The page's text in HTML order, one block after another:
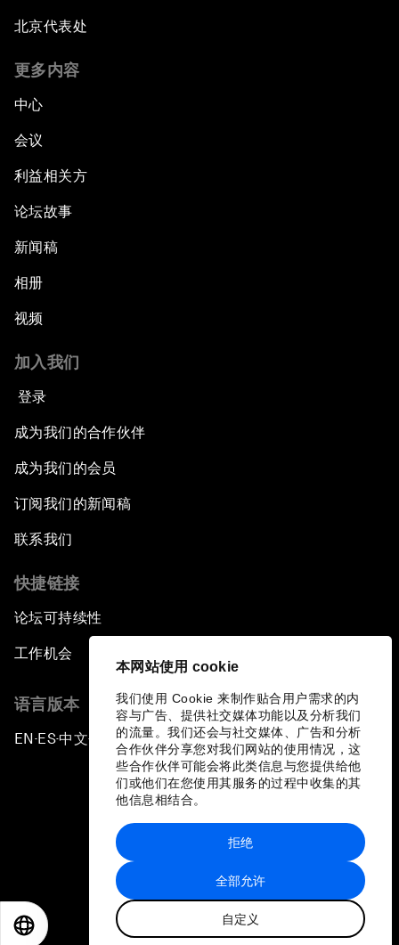
本网站使用 cookie
我们使用 Cookie 来制作贴合用户需求的内
容与广告、提供社交媒体功能以及分析我们
的流量。我们还会与社交媒体、广告和分析
合作伙伴分享您对我们网站的使用情况，这
些合作伙伴可能会将此类信息与您提供给他
们或他们在您使用其服务的过程中收集的其
他信息相结合。
全部允许
自定义
拒绝
北京代表处
更多内容
中心
会议
利益相关方
论坛故事
新闻稿
相册
视频
加入我们
登录
成为我们的合作伙伴
成为我们的会员
订阅我们的新闻稿
联系我们
快捷链接
论坛可持续性
工作机会
语言版本
EN ▪ES▪中文▪ 日本語
站点地图
世界经济论坛